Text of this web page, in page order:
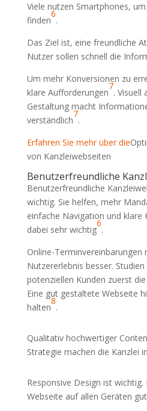
Viele nutzen Smartphones,
finden
6
.
Das Ziel ist, eine freundliche
Nutzer sollen schnell die
Um mehr Konversionen zu
klare Aufforderungen
7
. Visuell
Gestaltung macht
verständlich
7
.
Erfahren Sie mehr über die
von Kanzleiwebseiten
Benutzerfreundliche
Benutzerfreundliche
wichtig. Sie helfen, mehr
einfache Navigation und klare
dabei sehr wichtig
6
.
Online-Terminvereinbarungen
Nutzererlebnis besser.
potenziellen Kunden zuerst
Eine gut gestaltete Webseite
halten
8
.
Qualitativ hochwertiger
Strategie machen die Kanzlei
Responsive Design ist
Webseite auf allen Geräten